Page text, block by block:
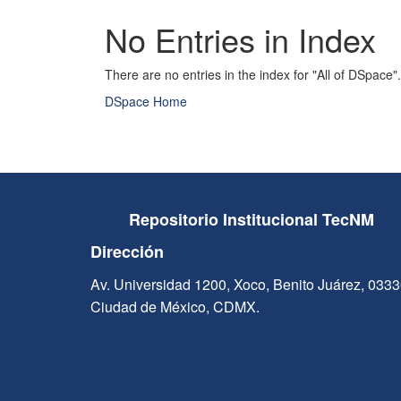
No Entries in Index
There are no entries in the index for "All of DSpace".
DSpace Home
Repositorio Institucional TecNM
Dirección
Av. Universidad 1200, Xoco, Benito Juárez,
Ciudad de México, CDMX.